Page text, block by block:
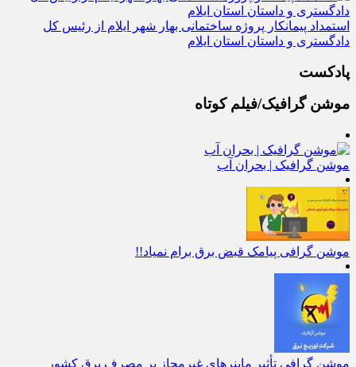
استمداد پیمانکار پروژه ساختمانی بهار شهر ایلام از رئیس کل
پادکست
موشن گرافیک | بحران آب
موشن گرافی پیامک قبض برق برام نمیاد!!